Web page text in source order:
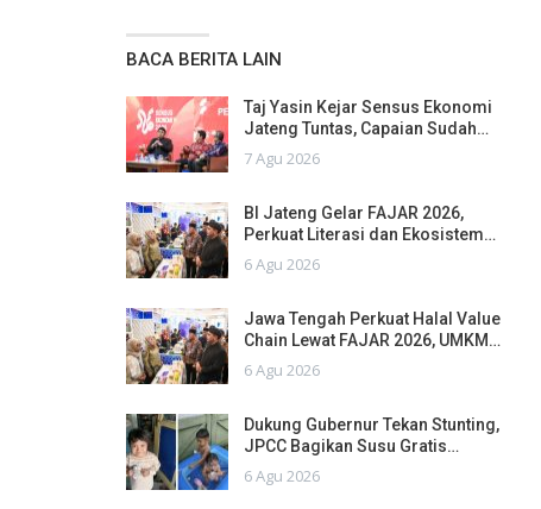
BACA BERITA LAIN
Taj Yasin Kejar Sensus Ekonomi
Jateng Tuntas, Capaian Sudah…
7 Agu 2026
BI Jateng Gelar FAJAR 2026,
Perkuat Literasi dan Ekosistem…
6 Agu 2026
Jawa Tengah Perkuat Halal Value
Chain Lewat FAJAR 2026, UMKM…
6 Agu 2026
Dukung Gubernur Tekan Stunting,
JPCC Bagikan Susu Gratis…
6 Agu 2026